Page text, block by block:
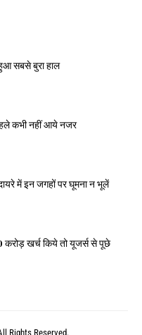
सबसे बुरा हाल
कभी नहीं आये नजर
में इन जगहों पर घूमना न भूलें
करोड़ खर्च किये तो यूजर्स से पूछे
Rights Reserved.